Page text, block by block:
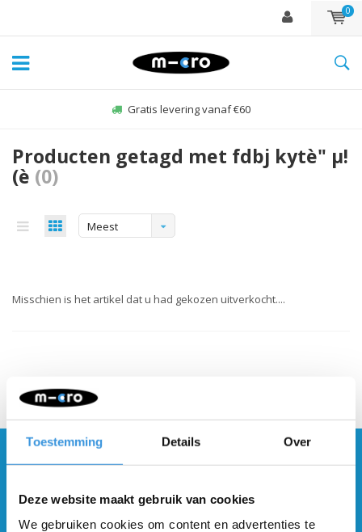
Toestemming Details Over
Deze website maakt gebruik van cookies
We gebruiken cookies om content en advertenties te
0
Gratis levering vanaf €60
Producten getagd met fdbj kytè" µ!
(è (0)
Meest
Misschien is het artikel dat u had gekozen uitverkocht....
Blijf op de hoogte en schrijf je in voor onze
Verstuur